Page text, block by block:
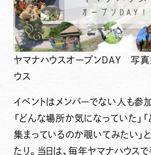
ヤマナハウスオープンDAY 写真
ウス
イベントはメンバーでない人も参加
「どんな場所か気になっていた」
集まっているのか覗いてみたい」
たり。当日は、毎年ヤマナハウス